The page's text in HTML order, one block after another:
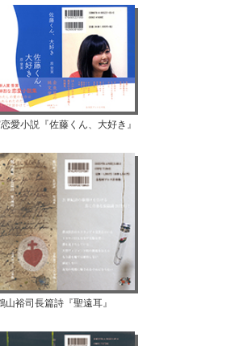
愛小説『佐藤くん、大好き』
山裕司長篇詩『聖遠耳』